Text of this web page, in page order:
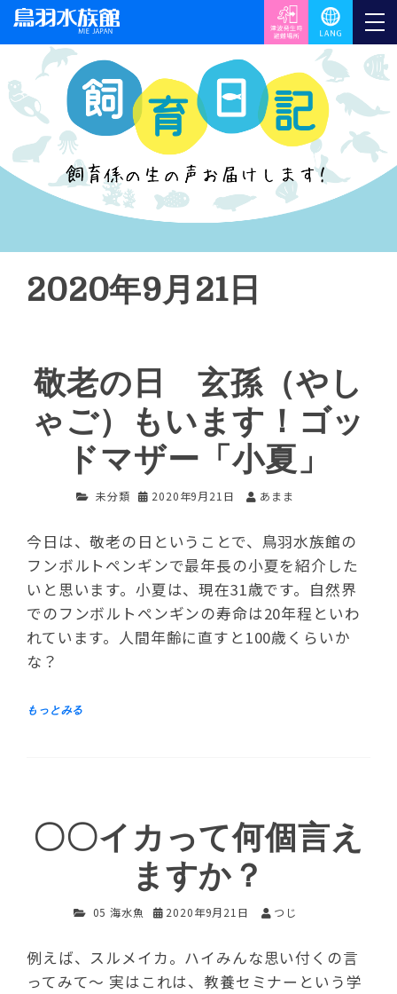
2020年9月21日
敬老の日 玄孫（やし
ゃご）もいます！ゴッ
ドマザー「小夏」
未分類 2020年9月21日 あまま
今日は、敬老の日ということで、鳥羽水族館の
フンボルトペンギンで最年長の小夏を紹介した
いと思います。小夏は、現在31歳です。自然界
でのフンボルトペンギンの寿命は20年程といわ
れています。人間年齢に直すと100歳くらいか
な？
〇〇イカって何個言え
ますか？
05 海水魚 2020年9月21日 つじ
例えば、スルメイカ。ハイみんな思い付くの言
ってみて～ 実はこれは、教養セミナーという学